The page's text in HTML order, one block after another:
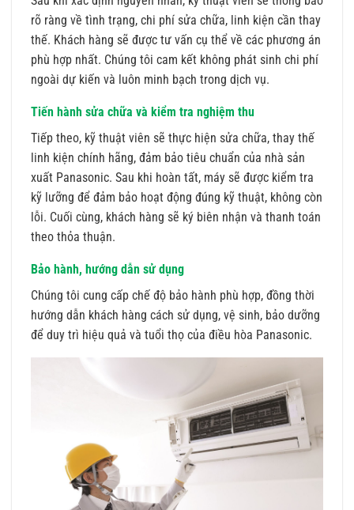
rõ ràng về tình trạng, chi phí sửa chữa, linh kiện cần thay
thế. Khách hàng sẽ được tư vấn cụ thể về các phương án
phù hợp nhất. Chúng tôi cam kết không phát sinh chi phí
ngoài dự kiến và luôn minh bạch trong dịch vụ.
Tiến hành sửa chữa và kiểm tra nghiệm thu
Tiếp theo, kỹ thuật viên sẽ thực hiện sửa chữa, thay thế
linh kiện chính hãng, đảm bảo tiêu chuẩn của nhà sản
xuất Panasonic. Sau khi hoàn tất, máy sẽ được kiểm tra
kỹ lưỡng để đảm bảo hoạt động đúng kỹ thuật, không còn
lỗi. Cuối cùng, khách hàng sẽ ký biên nhận và thanh toán
theo thỏa thuận.
Bảo hành, hướng dẫn sử dụng
Chúng tôi cung cấp chế độ bảo hành phù hợp, đồng thời
hướng dẫn khách hàng cách sử dụng, vệ sinh, bảo dưỡng
để duy trì hiệu quả và tuổi thọ của điều hòa Panasonic.